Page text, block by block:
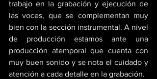
trabajo en la grabación y ejecución de
las voces, que se complementan muy
bien con la sección instrumental. A nivel
de producción estamos ante una
producción atemporal que cuenta con
muy buen sonido y se nota el cuidado y
atención a cada detalle en la grabación.